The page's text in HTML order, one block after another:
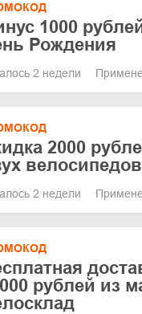
1000
Рождения
2 недели
2000
велосипедов
2 недели
рублей из